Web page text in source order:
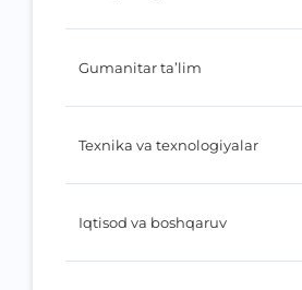
Gumanitar ta’lim
Texnika va texnologiyalar
Iqtisod va boshqaruv